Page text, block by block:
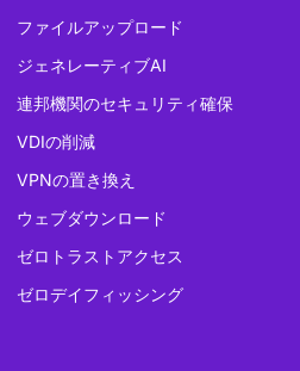
ファイルアップロード
ジェネレーティブAI
連邦機関のセキュリティ確保
VDIの削減
VPNの置き換え
ウェブダウンロード
ゼロトラストアクセス
ゼロデイフィッシング